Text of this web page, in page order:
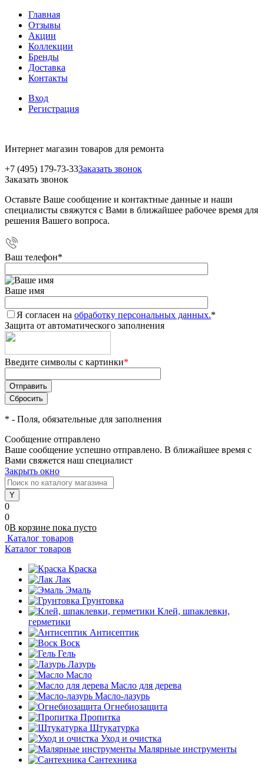
Главная
Отзывы
Акции
Коллекции
Бренды
Доставка
Контакты
Вход
Регистрация
Интернет магазин товаров для ремонта
+7 (495) 179-73-33Заказать звонок
Заказать звонок
Оставьте Ваше сообщение и контактные данные и наши
специалисты свяжутся с Вами в ближайшее рабочее время для
решения Вашего вопроса.
Ваш телефон*
Ваше имя
Я согласен на обработку персональных данных.*
Защита от автоматического заполнения
Введите символы с картинки*
* - Поля, обязательные для заполнения
Сообщение отправлено
Ваше сообщение успешно отправлено. В ближайшее время с
Вами свяжется наш специалист
Закрыть окно
0
0
0В корзине пока пусто
Каталог товаров
Каталог товаров
Краска
Лак
Эмаль
Грунтовка
Клей, шпаклевки,
герметики
Антисептик
Воск
Гель
Лазурь
Масло
Масло для дерева
Масло-лазурь
Огнебиозащита
Пропитка
Штукатурка
Уход и очистка
Малярные инструменты
Сантехника